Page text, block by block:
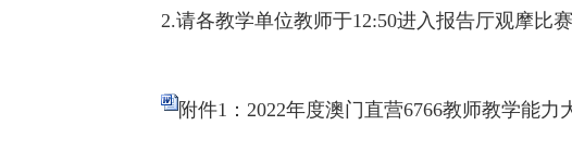
2.请各教学单位教师于12:50进入报告厅观摩比赛
附件1：2022年度澳门直营6766教师教学能力